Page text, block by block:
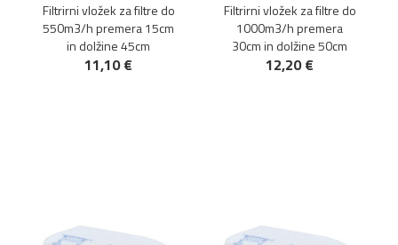
Filtrirni vložek za filtre do
550m3/h premera 15cm
in dolžine 45cm
11,10 €
Filtrirni vložek za filtre do
1000m3/h premera
30cm in dolžine 50cm
12,20 €